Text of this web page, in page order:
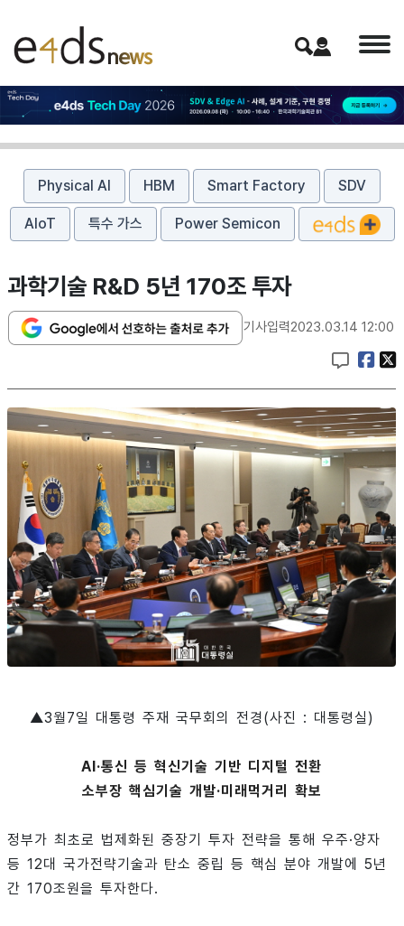
Physical AI HBM Smart Factory SDV
AIoT 특수 가스 Power Semicon
과학기술 R&D 5년 170조 투자
기사입력2023.03.14 12:00
▲3월7일 대통령 주재 국무회의 전경(사진 : 대통령실)
AI·통신 등 혁신기술 기반 디지털 전환
소부장 핵심기술 개발·미래먹거리 확보
정부가 최초로 법제화된 중장기 투자 전략을 통해 우주·양자
등 12대 국가전략기술과 탄소 중립 등 핵심 분야 개발에 5년
간 170조원을 투자한다.